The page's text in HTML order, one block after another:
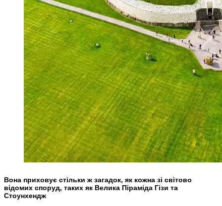
Вона приховує стільки ж загадок, як кожна зі світово
відомих споруд, таких як Велика Піраміда Гізи та
Стоунхендж